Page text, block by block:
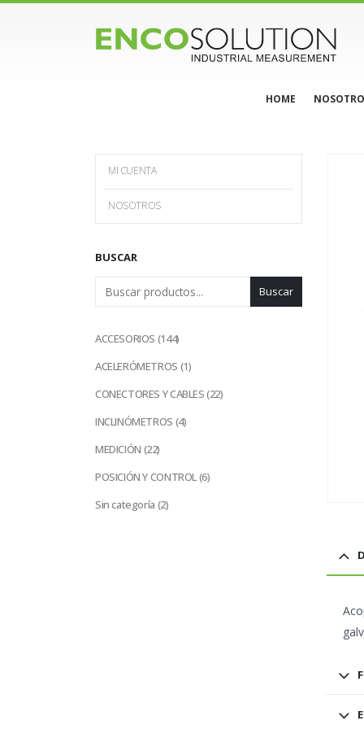
HOME
MI CUENTA
NOSOTROS
BUSCAR
Buscar
ACCESORIOS 144144
ACELERÓMETROS 11
CONECTORES Y CABLES 2222
INCLINÓMETROS 44
MEDICIÓN 2222
POSICIÓN Y CONTROL 66
Sin categoría 22